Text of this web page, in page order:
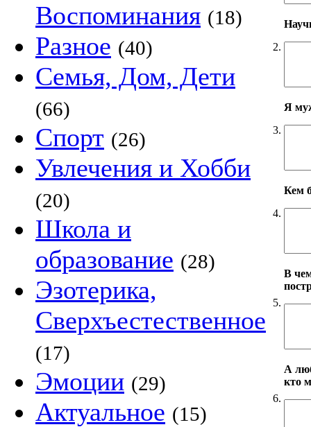
Воспоминания (18)
Разное (40)
Семья, Дом, Дети
(66)
Спорт (26)
Увлечения и Хобби
(20)
Школа и
образование (28)
Эзотерика,
Сверхъестественное
(17)
Эмоции (29)
Актуальное (15)
2.
3.
Я
4.
Кем
5.
В
6.
А
кто